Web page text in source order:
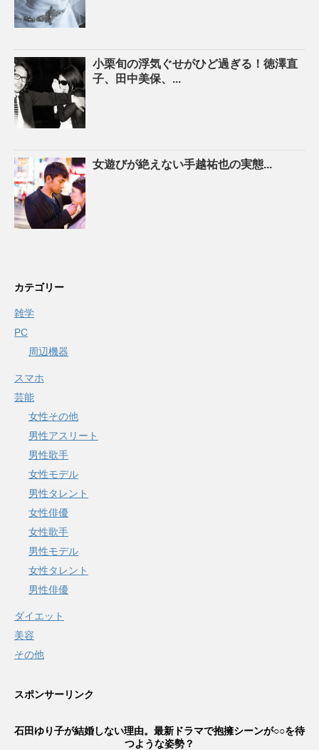
小栗旬の浮気ぐせがひど過ぎる！徳澤直
子、田中美保、...
女遊びが絶えない手越祐也の実態...
カテゴリー
雑学
PC
周辺機器
スマホ
芸能
女性その他
男性アスリート
男性歌手
女性モデル
男性タレント
女性俳優
女性歌手
男性モデル
女性タレント
男性俳優
ダイエット
美容
その他
スポンサーリンク
石田ゆり子が結婚しない理由。最新ドラマで抱擁シーンが○○を待
つような姿勢？